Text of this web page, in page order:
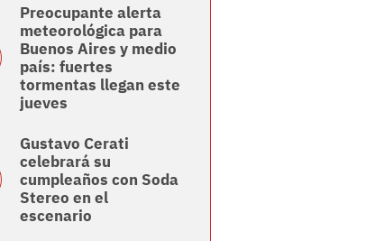
Preocupante alerta
meteorológica para
Buenos Aires y medio
país: fuertes
tormentas llegan este
jueves
Gustavo Cerati
celebrará su
cumpleaños con Soda
Stereo en el
escenario